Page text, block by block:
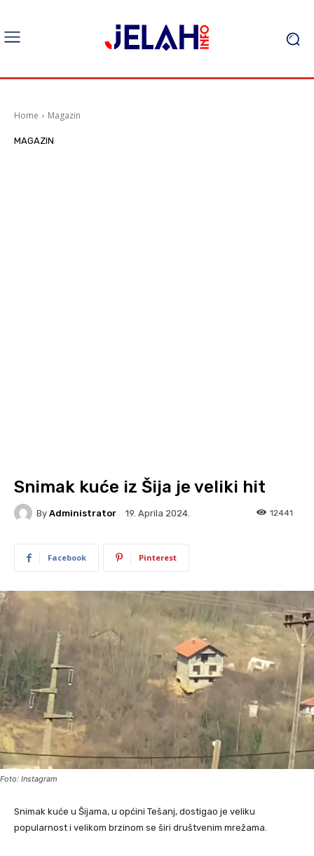
Home Magazin
MAGAZIN
Snimak kuće iz Šija je veliki hit
By Administrator 19. Aprila 2024. 12441
Facebook Pinterest
Foto: Instagram
Snimak kuće u Šijama, u općini Tešanj, dostigao je veliku
popularnost i velikom brzinom se širi društvenim mrežama.